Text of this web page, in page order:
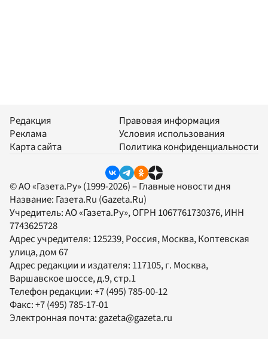
Редакция
Реклама
Карта сайта
Правовая информация
Условия использования
Политика конфиденциальности
© АО «Газета.Ру» (1999-2026) – Главные новости дня
Название: Газета.Ru (Gazeta.Ru)
Учредитель:АО «Газета.Ру», ОГРН 1067761730376, ИНН
7743625728
Адрес учредителя: 125239, Россия, Москва, Коптевская
улица, дом 67
Адрес редакции и издателя: 117105, г. Москва,
Варшавское шоссе, д.9, стр.1
Телефон редакции:+7 (495) 785-00-12
Факс:+7 (495) 785-17-01
Электронная почта:gazeta@gazeta.ru